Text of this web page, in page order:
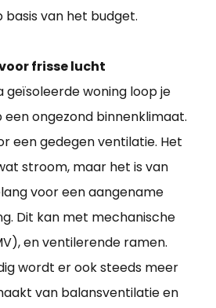
basis van het budget.
frisse lucht
geïsoleerde woning loop je
een ongezond binnenklimaat.
een gedegen ventilatie. Het
stroom, maar het is van
voor een aangename
Dit kan met mechanische
en ventilerende ramen.
wordt er ook steeds meer
van balansventilatie en